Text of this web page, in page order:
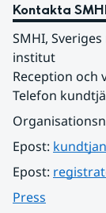
Kontakta
SMHI,
institut
Reception och
Telefon
Epost:
Epost:
Press